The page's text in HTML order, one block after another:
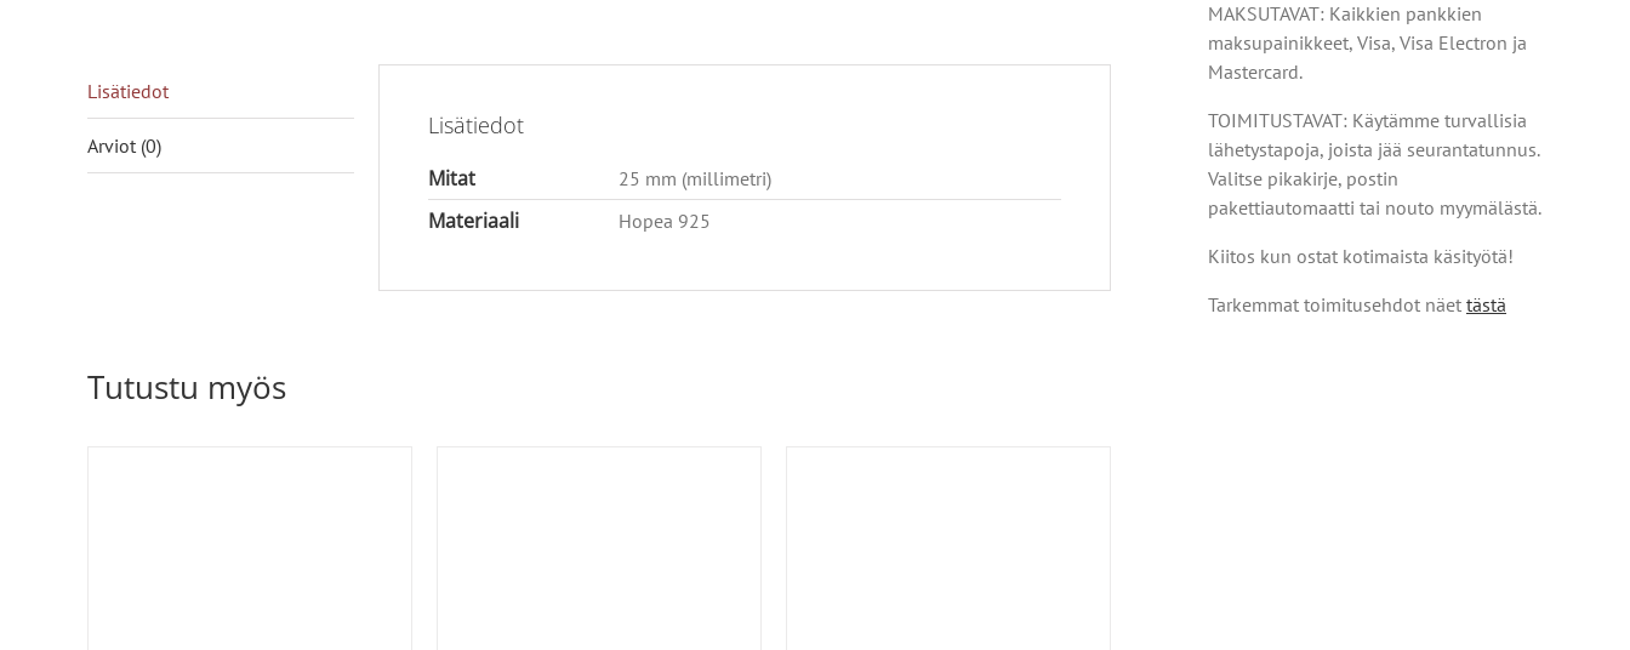
Lisätiedot
Arviot (0)
Lisätiedot
Mitat 25 mm (millimetri)
Materiaali Hopea 925
Tutustu myös
MAKSUTAVAT: Kaikkien pankkien
maksupainikkeet, Visa, Visa Electron ja
Mastercard.
TOIMITUSTAVAT: Käytämme turvallisia
lähetystapoja, joista jää seurantatunnus.
Valitse pikakirje, postin
pakettiautomaatti tai nouto myymälästä.
Kiitos kun ostat kotimaista käsityötä!
Tarkemmat toimitusehdot näet tästä